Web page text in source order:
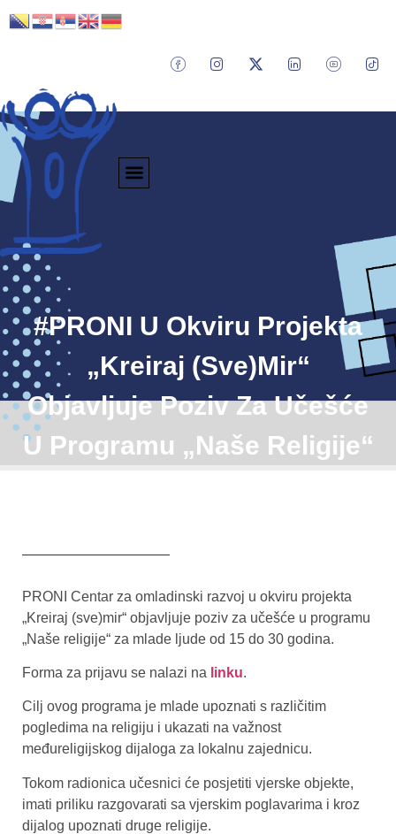
#PRONI U Okviru Projekta
„Kreiraj (sve)mir“
Objavljuje Poziv Za Učešće
U Programu „Naše Religije“
PRONI Centar za omladinski razvoj u okviru projekta
„Kreiraj (sve)mir“ objavljuje poziv za učešće u programu
„Naše religije“ za mlade ljude od 15 do 30 godina.
Forma za prijavu se nalazi na linku.
Cilj ovog programa je mlade upoznati s različitim
pogledima na religiju i ukazati na važnost
međureligijskog dijaloga za lokalnu zajednicu.
Tokom radionica učesnici će posjetiti vjerske objekte,
imati priliku razgovarati sa vjerskim poglavarima i kroz
dijalog upoznati druge religije.